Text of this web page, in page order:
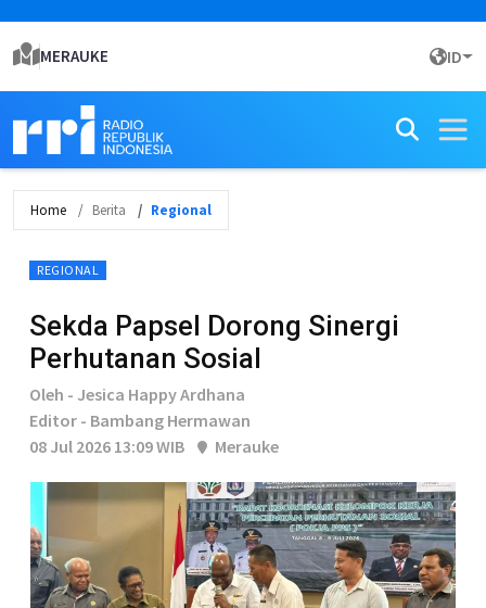
MERAUKE ID
Home Berita Regional
REGIONAL
Sekda Papsel Dorong Sinergi
Perhutanan Sosial
Oleh - Jesica Happy Ardhana
Editor - Bambang Hermawan
08 Jul 2026 13:09 WIB
Merauke